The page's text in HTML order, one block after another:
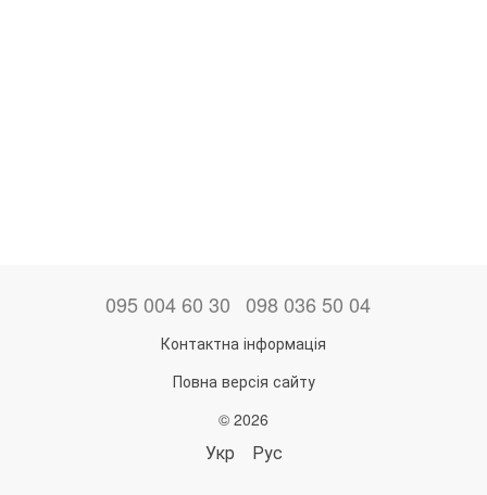
095 004 60 30 098 036 50 04
Контактна інформація
Повна версія сайту
© 2026
Укр Рус